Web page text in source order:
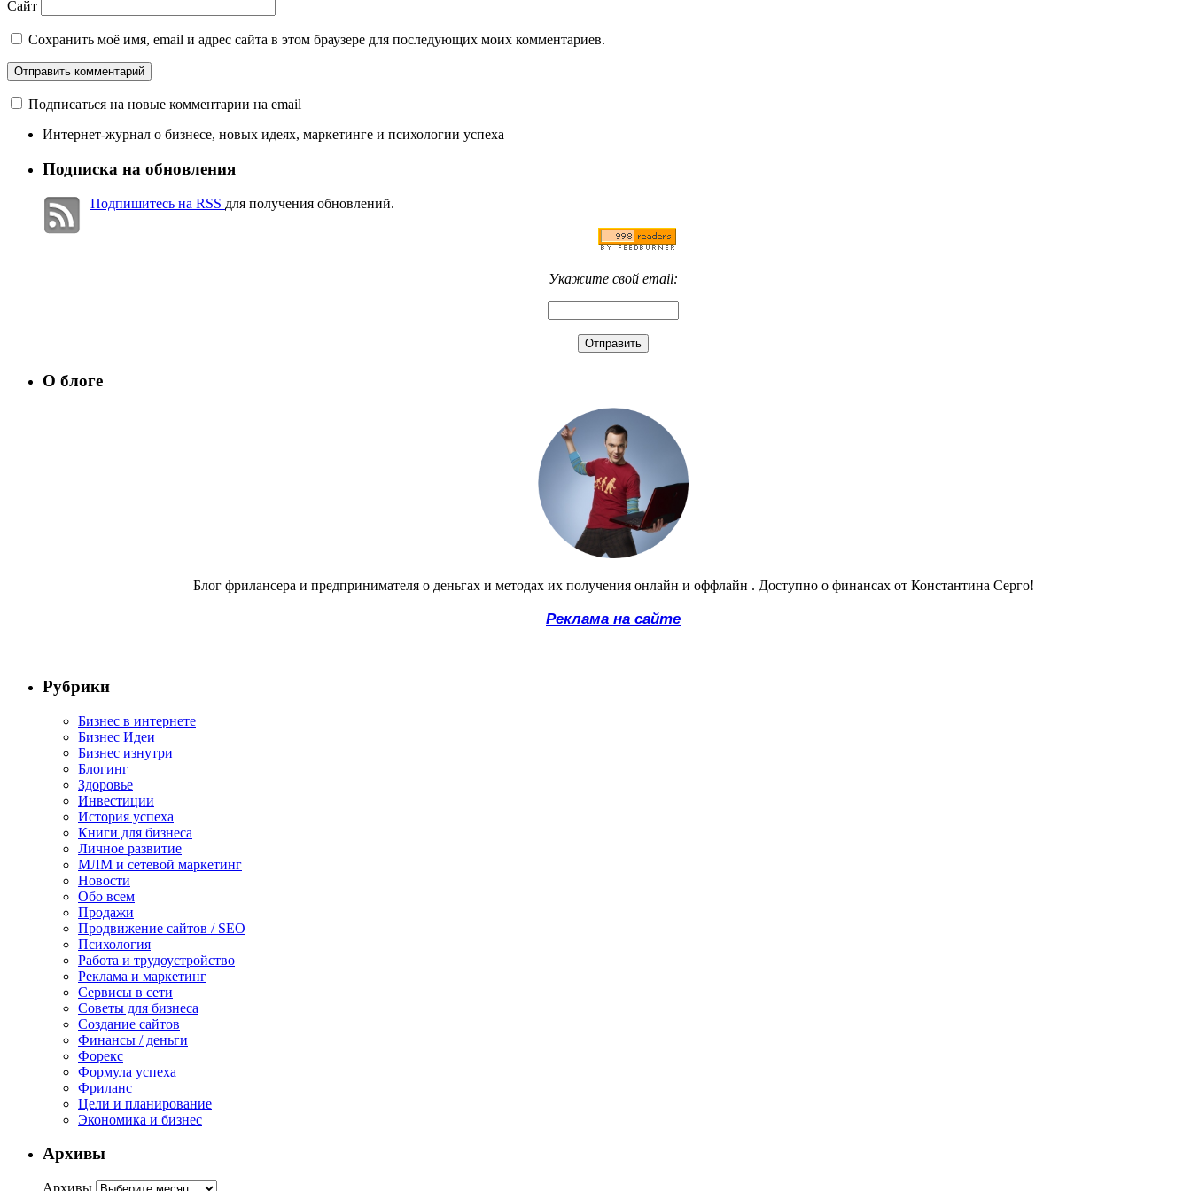
Сайт
Сохранить моё имя, email и адрес сайта в этом браузере для последующих моих комментариев.
Подписаться на новые комментарии на email
Интернет-журнал о бизнесе, новых идеях, маркетинге и психологии успеха
Подписка на обновления
Подпишитесь на RSS для получения обновлений.
Укажите свой email:
О блоге
Блог фрилансера и предпринимателя о деньгах и методах их получения онлайн и оффлайн . Доступно о финансах от Константина Серго!
Реклама на сайте
Рубрики
Бизнес в интернете
Бизнес Идеи
Бизнес изнутри
Блогинг
Здоровье
Инвестиции
История успеха
Книги для бизнеса
Личное развитие
МЛМ и сетевой маркетинг
Новости
Обо всем
Продажи
Продвижение сайтов / SEO
Психология
Работа и трудоустройство
Реклама и маркетинг
Сервисы в сети
Советы для бизнеса
Создание сайтов
Финансы / деньги
Форекс
Формула успеха
Фриланс
Цели и планирование
Экономика и бизнес
Архивы
Архивы